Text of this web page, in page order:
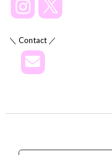
＼ Contact ／